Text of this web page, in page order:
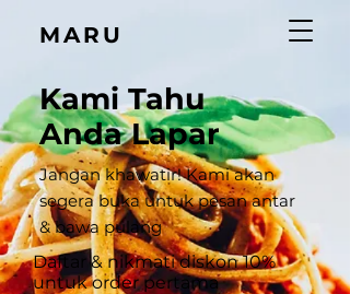
MARU
Kami Tahu
Anda Lapar
Jangan khawatir! Kami akan
segera buka untuk pesan antar
& bawa pulang
Daftar & nikmati diskon 10%
untuk order pertama